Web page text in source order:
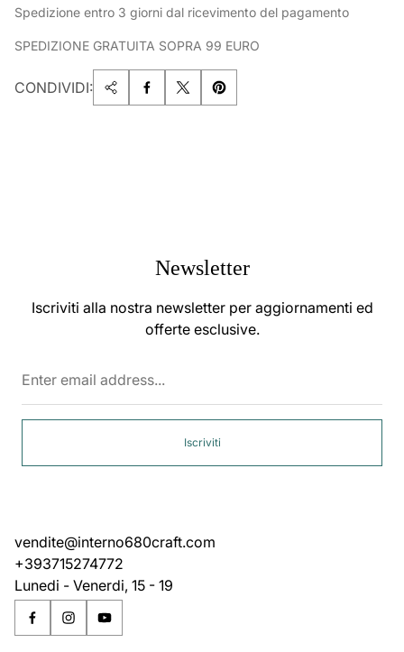
Spedizione entro 3 giorni dal ricevimento del pagamento
SPEDIZIONE GRATUITA SOPRA 99 EURO
CONDIVIDI:
Newsletter
Iscriviti alla nostra newsletter per aggiornamenti ed
offerte esclusive.
Iscriviti
vendite@interno680craft.com
+393715274772
Lunedi - Venerdi, 15 - 19